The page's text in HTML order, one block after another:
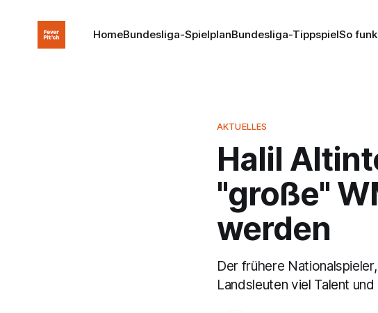
HomeBundesliga-SpielplanBundesliga-TippspielSo
AKTUELLES
Halil
"große"
werden
Der frühere
Landsleuten viel Talent